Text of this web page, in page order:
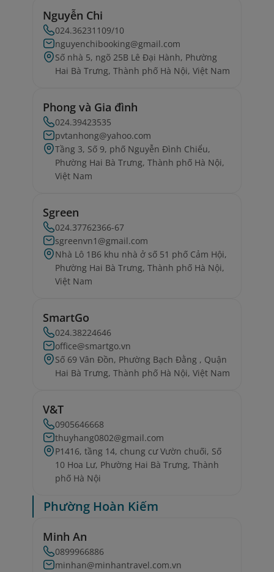
Nguyễn Chi
024.36231109/10
nguyenchibooking@gmail.com
Số nhà 5, ngõ 25B Lê Đại Hành, Phường
Hai Bà Trưng, Thành phố Hà Nội, Việt Nam
Phong và Gia đình
024.39423535
pvtanhong@yahoo.com
Tầng 3, Số 9, phố Nguyễn Đình Chiểu,
Phường Hai Bà Trưng, Thành phố Hà Nội,
Việt Nam
Sgreen
024.37762366-67
sgreenvn1@gmail.com
Nhà Lô 1B6 khu nhà ở số 51 phố Cảm Hội,
Phường Hai Bà Trưng, Thành phố Hà Nội,
Việt Nam
SmartGo
024.38224646
office@smartgo.vn
Số 69 Vân Đồn, Phường Bạch Đằng , Quận
Hai Bà Trưng, Thành phố Hà Nội, Việt Nam
V&T
0905646668
thuyhang0802@gmail.com
P1416, tầng 14, chung cư Vườn chuối, Số
10 Hoa Lư, Phường Hai Bà Trưng, Thành
phố Hà Nội
Phường Hoàn Kiếm
Minh An
0899966886
minhan@minhantravel.com.vn